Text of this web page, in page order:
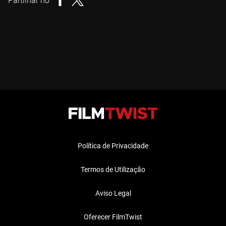
Política de Privacidade
Termos de Utilização
Aviso Legal
Oferecer FilmTwist